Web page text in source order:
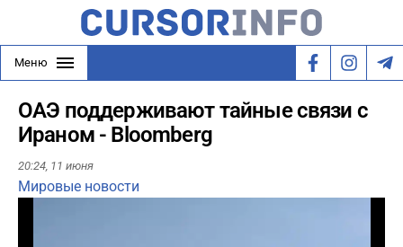
Меню
ОАЭ поддерживают тайные связи с
Ираном - Bloomberg
20:24, 11 июня
Мировые новости